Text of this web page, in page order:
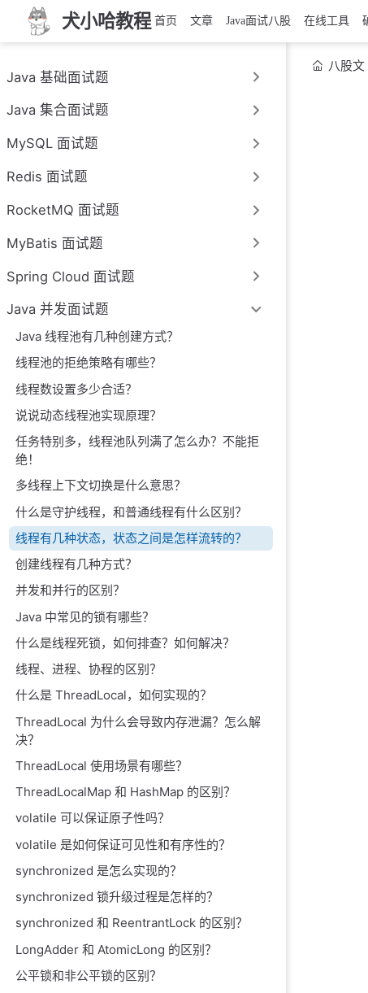
犬小哈教程 首页 文章 Java面试八股 在线工具
Java 基础面试题
Java 集合面试题
MySQL 面试题
Redis 面试题
RocketMQ 面试题
MyBatis 面试题
Spring Cloud 面试题
Java 并发面试题
Java 线程池有几种创建方式？
线程池的拒绝策略有哪些？
线程数设置多少合适？
说说动态线程池实现原理？
任务特别多，线程池队列满了怎么办？不能拒
绝！
多线程上下文切换是什么意思？
什么是守护线程，和普通线程有什么区别？
线程有几种状态，状态之间是怎样流转的？
创建线程有几种方式？
并发和并行的区别？
Java 中常见的锁有哪些？
什么是线程死锁，如何排查？如何解决？
线程、进程、协程的区别？
什么是 ThreadLocal，如何实现的？
ThreadLocal 为什么会导致内存泄漏？怎么解
决？
ThreadLocal 使用场景有哪些？
ThreadLocalMap 和 HashMap 的区别？
volatile 可以保证原子性吗？
volatile 是如何保证可见性和有序性的？
synchronized 是怎么实现的？
synchronized 锁升级过程是怎样的？
synchronized 和 ReentrantLock 的区别？
LongAdder 和 AtomicLong 的区别？
公平锁和非公平锁的区别？
八股文